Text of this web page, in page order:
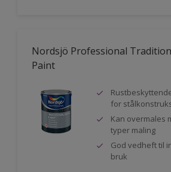
Nordsjö Professional
Paint
for
Kan overmales
typer maling
God vedheft til
bruk